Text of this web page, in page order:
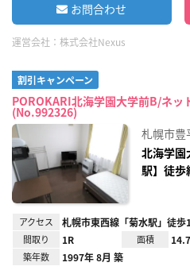
お問合わせ
運営会社： 株式会社Nexus
割引キャンペーン
POROKARI北海学園大学前B/ネッ
(No.992326)
札幌市豊
北海学園
駅】徒歩
アクセス 札幌市東西線「菊水駅」徒歩
間取り 1R 面積
築年数 1997年 8月 築